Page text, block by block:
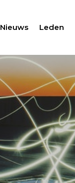
Nieuws Leden